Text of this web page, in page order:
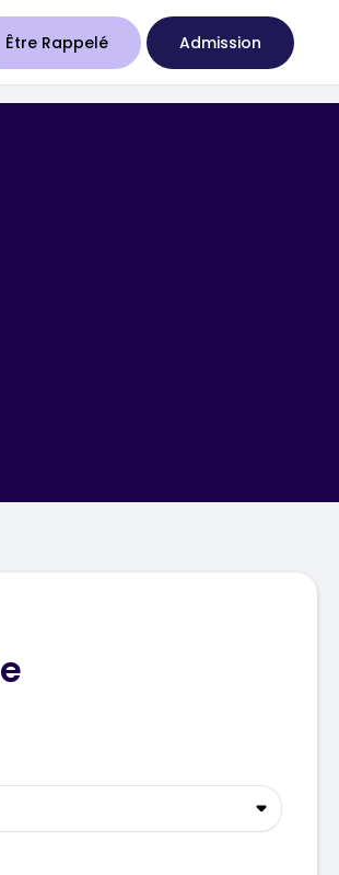
Être Rappelé Admission